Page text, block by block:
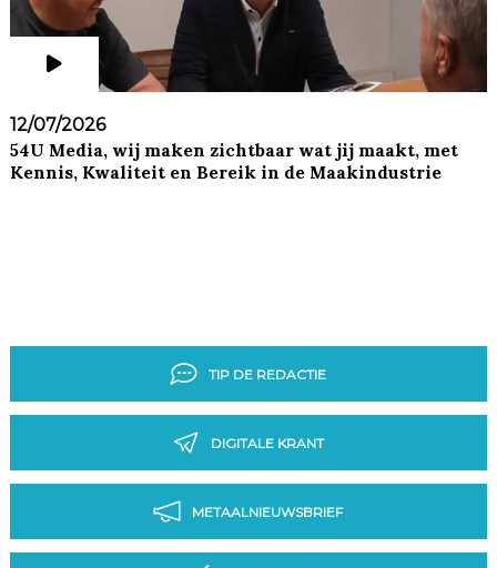
12/07/2026
54U Media, wij maken zichtbaar wat jij maakt, met
Kennis, Kwaliteit en Bereik in de Maakindustrie
TIP DE REDACTIE
DIGITALE KRANT
METAALNIEUWSBRIEF